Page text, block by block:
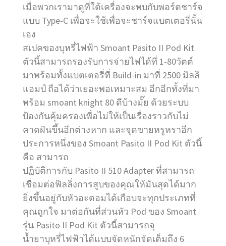
เมื่อพวกเรามาดูที่ใต้เครื่องจะพบกับพอร์ตชาร์จ
แบบ Type-C เพื่อจะใช้เพื่อจะชาร์จแบตเตอรี่นั้น
เอง
สเปคของบุหรี่ไฟฟ้า Smoant Pasito II Pod Kit
ตัวนี้สามารถรองรับการจ่ายไฟได้ที่ 1-80วัตต์
มาพร้อมทั้งแบตเตอรี่ที่ Build-in มาที่ 2500 มิลลิ
แอมป์ ถือได้ว่าเยอะพอเหมาะสม อีกอีกทั้งที่มา
พร้อม smoant knight 80 ดีบ้างมั๊ย ด้วยระบบ
ป้องกันคุ้มครองเพื่อไม่ให้เป็นเรื่องราวกับไม่
คาดฝันขึ้นอีกต่างหาก และจุดขายหรูหราอีก
ประการหนึ่งของ Smoant Pasito II Pod Kit ตัวนี้
คือ สามารถ
ปฏิบัติการกับ Pasito II 510 Adapter ที่สามารถ
เชื่อมต่อฟิลลิ่งการสูบของคุณให้มันสุดได้มาก
ยิ่งขึ้นอยู่กับหัวอะตอมได้เกือบจะทุกประเภทที่
คุณถูกใจ มาต่อกันที่ส่วนหัว Pod ของ Smoant
รุ่น Pasito II Pod Kit ตัวนี้สามารถจุ
น้ำยาบุหรี่ไฟฟ้าได้แบบจัดหนักจัดเต็มถึง 6